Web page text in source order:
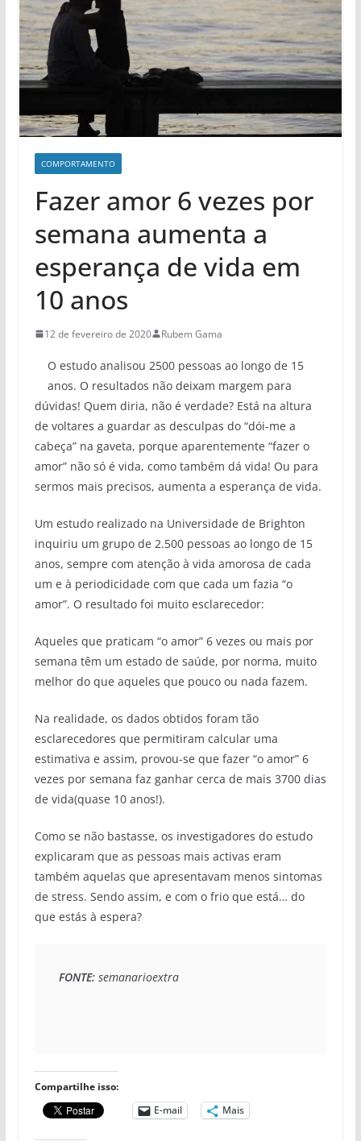
COMPORTAMENTO
Fazer amor 6 vezes por
semana aumenta a
esperança de vida em
10 anos
12 de fevereiro de 2020 Rubem Gama
O estudo analisou 2500 pessoas ao longo de 15
anos. O resultados não deixam margem para
dúvidas! Quem diria, não é verdade? Está na altura
de voltares a guardar as desculpas do “dói-me a
cabeça” na gaveta, porque aparentemente “fazer o
amor” não só é vida, como também dá vida! Ou para
sermos mais precisos, aumenta a esperança de vida.
Um estudo realizado na Universidade de Brighton
inquiriu um grupo de 2.500 pessoas ao longo de 15
anos, sempre com atenção à vida amorosa de cada
um e à periodicidade com que cada um fazia “o
amor”. O resultado foi muito esclarecedor:
Aqueles que praticam “o amor” 6 vezes ou mais por
semana têm um estado de saúde, por norma, muito
melhor do que aqueles que pouco ou nada fazem.
Na realidade, os dados obtidos foram tão
esclarecedores que permitiram calcular uma
estimativa e assim, provou-se que fazer “o amor” 6
vezes por semana faz ganhar cerca de mais 3700 dias
de vida(quase 10 anos!).
Como se não bastasse, os investigadores do estudo
explicaram que as pessoas mais activas eram
também aquelas que apresentavam menos sintomas
de stress. Sendo assim, e com o frio que está… do
que estás à espera?
FONTE: semanarioextra
Compartilhe isso:
E-mail
Mais